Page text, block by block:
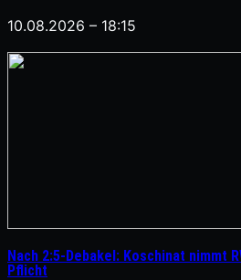
10.08.2026 – 18:15
Nach 2:5-Debakel: Koschinat nimmt
Pflicht